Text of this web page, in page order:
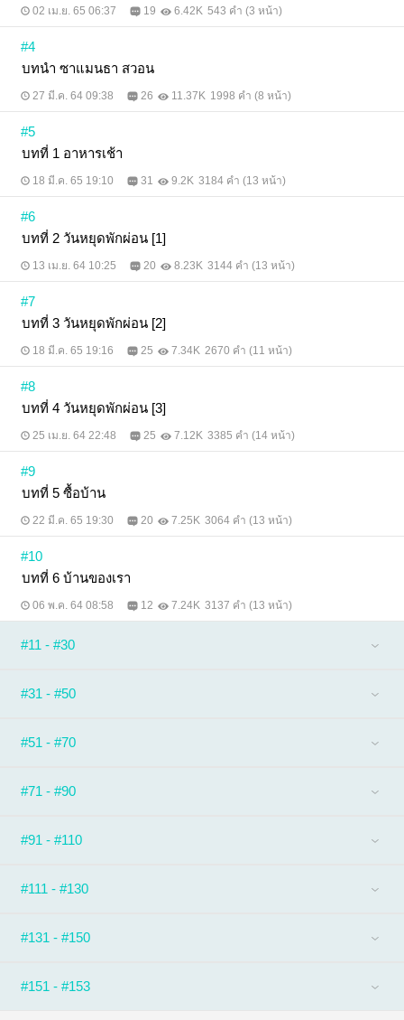
02 เม.ย. 65 06:37 19 6.42K 543 คำ (3 หน้า)
#4
บทนำ ซาแมนธา สวอน
27 มี.ค. 64 09:38 26 11.37K 1998 คำ (8 หน้า)
#5
บทที่ 1 อาหารเช้า
18 มี.ค. 65 19:10 31 9.2K 3184 คำ (13 หน้า)
#6
บทที่ 2 วันหยุดพักผ่อน [1]
13 เม.ย. 64 10:25 20 8.23K 3144 คำ (13 หน้า)
#7
บทที่ 3 วันหยุดพักผ่อน [2]
18 มี.ค. 65 19:16 25 7.34K 2670 คำ (11 หน้า)
#8
บทที่ 4 วันหยุดพักผ่อน [3]
25 เม.ย. 64 22:48 25 7.12K 3385 คำ (14 หน้า)
#9
บทที่ 5 ซื้อบ้าน
22 มี.ค. 65 19:30 20 7.25K 3064 คำ (13 หน้า)
#10
บทที่ 6 บ้านของเรา
06 พ.ค. 64 08:58 12 7.24K 3137 คำ (13 หน้า)
#11 - #30
#31 - #50
#51 - #70
#71 - #90
#91 - #110
#111 - #130
#131 - #150
#151 - #153